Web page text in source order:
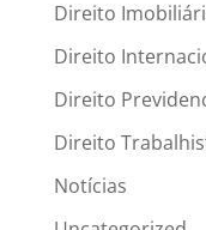
Direito
Direito
Direito
Direito
Notícias